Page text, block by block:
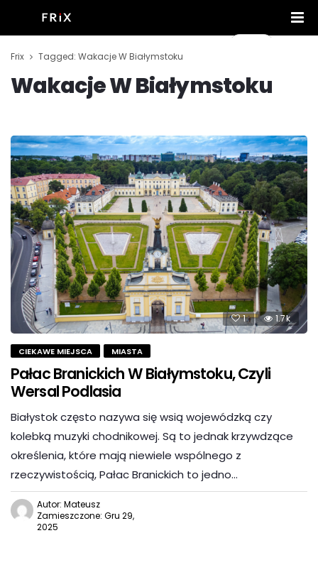
Frix Tagged: Wakacje W Białymstoku
Wakacje W Białymstoku
1 1.7k
CIEKAWE MIEJSCA MIASTA
Pałac Branickich W Białymstoku, Czyli
Wersal Podlasia
Białystok często nazywa się wsią wojewódzką czy
kolebką muzyki chodnikowej. Są to jednak krzywdzące
określenia, które mają niewiele wspólnego z
rzeczywistością, Pałac Branickich to jedno…
Autor: Mateusz
Zamieszczone: Gru 29,
2025